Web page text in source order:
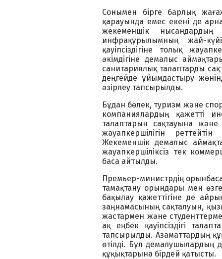
Сонымен бірге барлық
қарауында емес екені де
жекеменшік нысандардың
инфрақұрылымның жай-
қауіпсіздігіне толық
әкімдігіне демалыс
санитариялық талаптарды
деңгейде ұйымдастыру
әзірлеу тапсырылды.
Бұдан бөлек, туризм және
компаниялардың қажетті
талаптарын сақтауына
жауапкершілігін
Жекеменшік демалыс
жауапкершіліксіз тек
баса айтылды.
Премьер-министрдің
тамақтану орындары мен
бақылау қажеттігіне де
заңнамасының сақталуын,
жастармен және
ақ еңбек қауіпсіздігі
тапсырылды. Азаматтардың
өтілді. Бұл демалушылардың
құқықтарына бірдей қатысты.